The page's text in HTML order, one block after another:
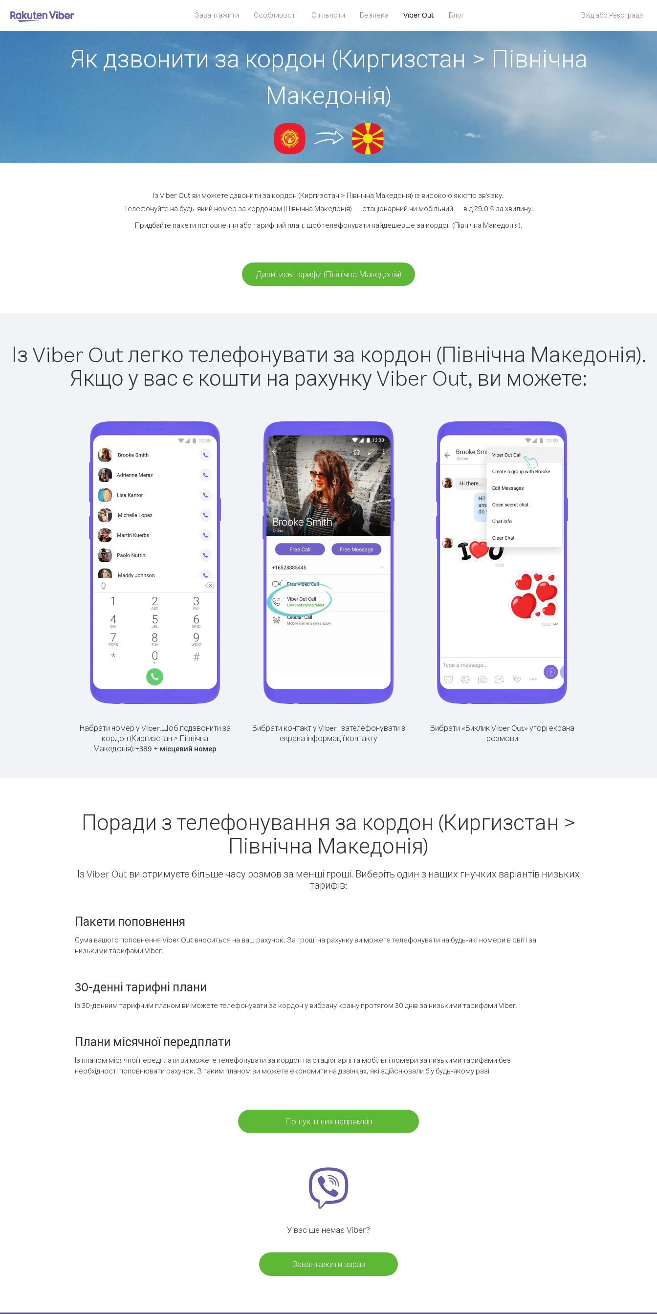
Завантажити Особливості Спільноти Безпека Viber Out Блог Вхід або Pеєстрація
Як дзвонити за кордон (Киргизстан > Північна
Македонія)
Із Viber Out ви можете дзвонити за кордон (Киргизстан > Північна Македонія) із високою якістю зв'язку.
Телефонуйте на будь-який номер за кордоном (Північна Македонія) — стаціонарний чи мобільний — від 29.0 ¢ за хвилину.
Придбайте пакети поповнення або тарифний план, щоб телефонувати найдешевше за кордон (Північна Македонія).
Дивитись тарифи (Північна Македонія)
Із Viber Out легко телефонувати за кордон (Північна Македонія).
Якщо у вас є кошти на рахунку Viber Out, ви можете:
Набрати номер у Viber.Щоб подзвонити за
кордон (Киргизстан > Північна
Македонія):+389 + місцевий номер
Вибрати контакт у Viber і зателефонувати з
екрана інформації контакту
Вибрати «Виклик Viber Out» угорі екрана
розмови
Поради з телефонування за кордон (Киргизстан >
Північна Македонія)
Із Viber Out ви отримуєте більше часу розмов за менші гроші. Виберіть один з наших гнучких варіантів низьких
тарифів:
Пакети поповнення
Сума вашого поповнення Viber Out вноситься на ваш рахунок. За гроші на рахунку ви можете телефонувати на будь-які номери в світі за
низькими тарифами Viber.
30-денні тарифні плани
Із 30-денним тарифним планом ви можете телефонувати за кордон у вибрану країну протягом 30 днів за низькими тарифами Viber.
Плани місячної передплати
Із планом місячної передплати ви можете телефонувати за кордон на стаціонарні та мобільні номери за низькими тарифами без
необхідності поповнювати рахунок. З таким планом ви можете економити на дзвінках, які здійснювали б у будь-якому разі
Пошук інших напрямків
У вас ще немає Viber?
Завантажити зараз